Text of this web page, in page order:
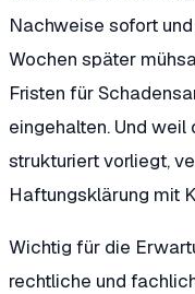
Nachweise sofort
Wochen später
Fristen für
eingehalten. Und
strukturiert vorliegt,
Haftungsklärung mit
Wichtig für die
rechtliche und